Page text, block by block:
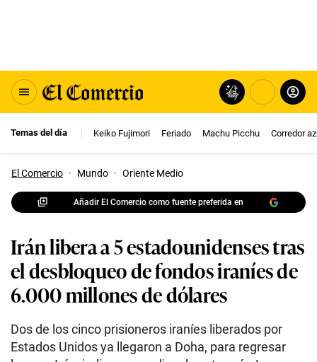
Temas del día Keiko Fujimori Feriado Machu Picchu Corredor
El Comercio · Mundo · Oriente Medio
Añadir El Comercio como fuente preferida en
Irán libera a 5 estadounidenses tras
el desbloqueo de fondos iraníes de
6.000 millones de dólares
Dos de los cinco prisioneros iraníes liberados por
Estados Unidos ya llegaron a Doha, para regresar